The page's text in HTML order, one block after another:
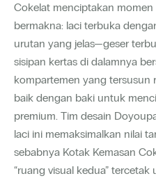
Cokelat menciptakan
bermakna: laci terbuka
urutan yang jelas—geser
sisipan kertas di dalamnya
kompartemen yang tersusun
baik dengan baki untuk
premium. Tim desain
laci ini memaksimalkan nilai
sebabnya Kotak Kemasan
“ruang visual kedua”